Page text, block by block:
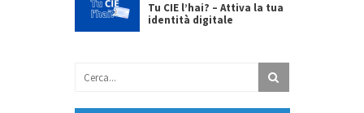
Tu CIE l’hai? – Attiva la tua
identità digitale